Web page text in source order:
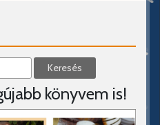
könyvem is!